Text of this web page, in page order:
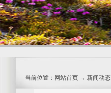
当前位置：网站首页 → 新闻动态